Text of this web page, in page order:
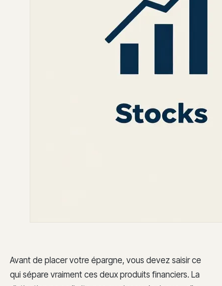
Avant de placer votre épargne, vous devez saisir ce
qui sépare vraiment ces deux produits financiers. La